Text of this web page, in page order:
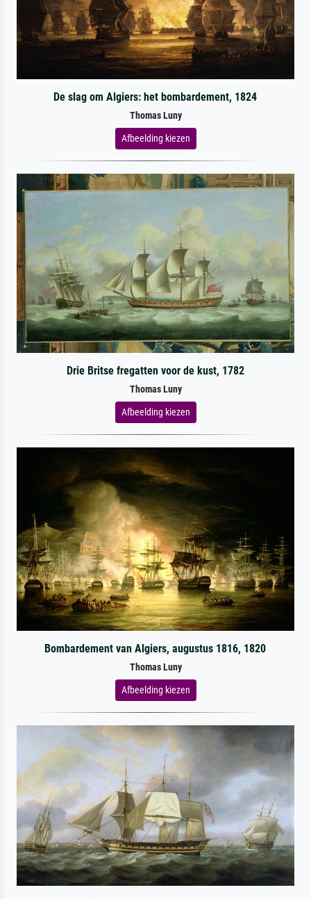
De slag om Algiers: het bombardement, 1824
Thomas Luny
Afbeelding kiezen
Drie Britse fregatten voor de kust, 1782
Thomas Luny
Afbeelding kiezen
Bombardement van Algiers, augustus 1816, 1820
Thomas Luny
Afbeelding kiezen